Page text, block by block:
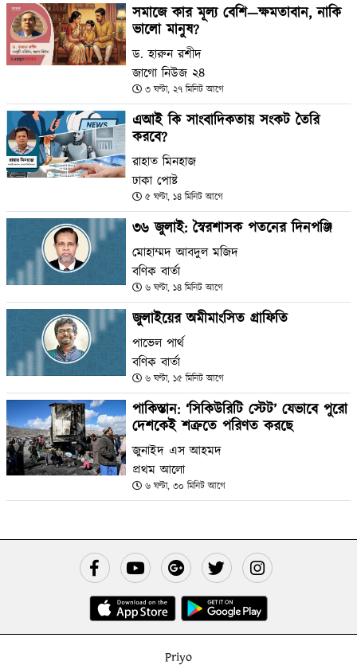
সমাজে কার মূল্য বেশি—ক্ষমতাবান, নাকি
ভালো মানুষ?
ড. হারুন রশীদ
জাগো নিউজ ২৪
৩ ঘণ্টা, ২৭ মিনিট আগে
এআই কি সাংবাদিকতায় সংকট তৈরি
করবে?
রাহাত মিনহাজ
ঢাকা পোষ্ট
৫ ঘণ্টা, ১৪ মিনিট আগে
৩৬ জুলাই: স্বৈরশাসক পতনের দিনপঞ্জি
মোহাম্মদ আবদুল মজিদ
বণিক বার্তা
৬ ঘণ্টা, ১৪ মিনিট আগে
জুলাইয়ের অমীমাংসিত গ্রাফিতি
পাভেল পার্থ
বণিক বার্তা
৬ ঘণ্টা, ১৫ মিনিট আগে
পাকিস্তান: ‘সিকিউরিটি স্টেট’ যেভাবে পুরো
দেশকেই শত্রুতে পরিণত করছে
জুনাইদ এস আহমদ
প্রথম আলো
৬ ঘণ্টা, ৩০ মিনিট আগে
Priyo